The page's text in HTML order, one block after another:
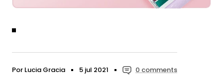
Por Lucia Gracia 5 jul 2021 0 comments